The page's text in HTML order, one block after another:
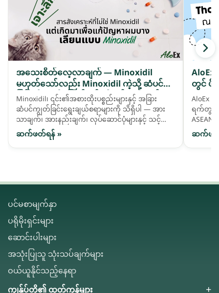
အသေးစိတ်လေ့လာချက် — Minoxidil
မဟုတ်သော်လည်း Minoxidil ကဲ့သို့ ဆံပင်ကျဲ
ခြင်းကို ကူညီဖြေရှင်းရန် တီထွင်ထားသည့် ဓာ
တုဆေးဖော်ဝါ activatives များ
Minoxidil၊ ၎င်း၏အစားထိုးပစ္စည်းများနှင့် အခြား
ဆံပင်ကျွတ်ခြင်းရွေးချယ်စရာများကို သိရှိပါ — အား
သာချက်၊ အားနည်းချက်၊ လုပ်ဆောင်ပုံများနှင့် သင့်
ဆံပင်လိုအပ်ချက်နှင့် ကိုက်ညီသည်ကို မည်သို့ရွေးချယ်
ရမည်ကို နှိုင်းယှဉ်ကြည့်ပါ။
ဆက်ဖတ်ရန် »
AloEx
တွင် ဖိ
AloEx
ရက်တွင်
နိုင်ငံခြ
ဆက်ဖတ်
ပင်မစာမျက်နှာ
ပရိုမိုးရှင်းများ
ဆောင်းပါးများ
အသုံးပြုသူ သုံးသပ်ချက်များ
ဝယ်ယူနိုင်သည့်နေရာ
ကျွန်ုပ်တို့၏ ထုတ်ကုန်များ